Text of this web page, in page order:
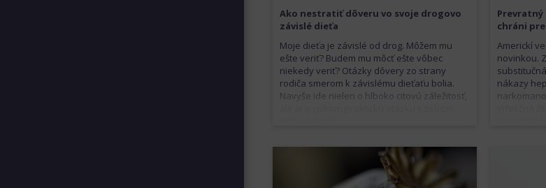
Ako nestratiť dôveru vo svoje drogovo
závislé dieťa
Moje dieťa je závislé od drog. Môžem mu
ešte veriť? Budem mu môcť ešte vôbec
niekedy veriť? Otázky dôvery zo strany
rodiča smerom k závislému dieťaťu bolia.
Navyše ide nielen o hlboko citovú záležitosť,
chráni
Americkí
novinkou.
nákazy